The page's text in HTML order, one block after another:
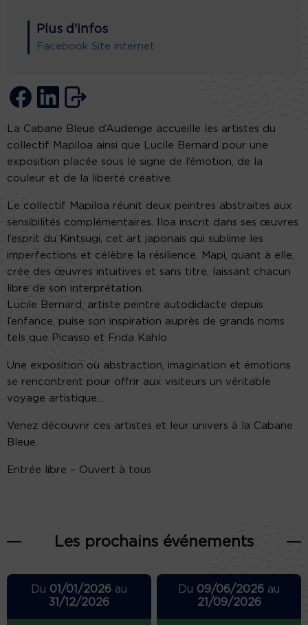
Plus d'infos
Facebook Site internet
La Cabane Bleue d’Audenge accueille les artistes du
collectif Mapiloa ainsi que Lucile Bernard pour une
exposition placée sous le signe de l’émotion, de la
couleur et de la liberté créative.
Le collectif Mapiloa réunit deux peintres abstraites aux
sensibilités complémentaires. Iloa inscrit dans ses œuvres
l’esprit du Kintsugi, cet art japonais qui sublime les
imperfections et célèbre la résilience. Mapi, quant à elle,
crée des œuvres intuitives et sans titre, laissant chacun
libre de son interprétation.
Lucile Bernard, artiste peintre autodidacte depuis
l’enfance, puise son inspiration auprès de grands noms
tels que Picasso et Frida Kahlo.
Une exposition où abstraction, imagination et émotions
se rencontrent pour offrir aux visiteurs un véritable
voyage artistique…
Venez découvrir ces artistes et leur univers à la Cabane
Bleue.
Entrée libre – Ouvert à tous
Les prochains événements
Du 01/01/2026au
31/12/2026
Du 09/06/2026 au
21/09/2026